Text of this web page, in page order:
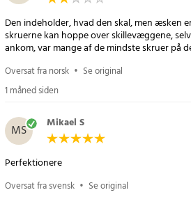
Den indeholder, hvad den skal, men æsken
skruerne kan hoppe over skillevæggene,
ankom, var mange af de mindste skruer på
Oversat fra norsk • Se original
1 måned siden
MS Mikael S
Perfektionere
Oversat fra svensk • Se original